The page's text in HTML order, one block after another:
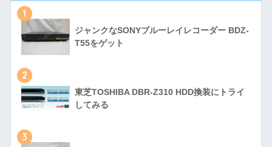
1
ジャンクなSONYブルーレイレコーダー BDZ-
T55をゲット
2
東芝TOSHIBA DBR-Z310 HDD換装にトライ
してみる
3